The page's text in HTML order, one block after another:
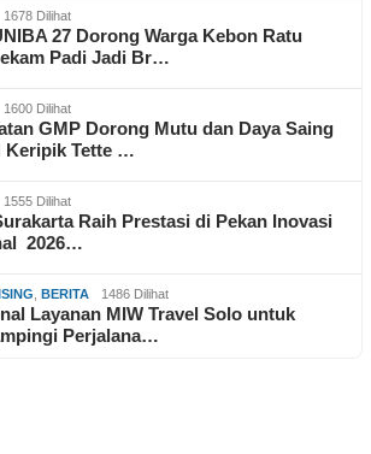
1678 Dilihat
27 Dorong Warga Kebon Ratu
Padi Jadi Br…
1600 Dilihat
GMP Dorong Mutu dan Daya Saing
Keripik Tette …
1555 Dilihat
Raih Prestasi di Pekan Inovasi
2026…
BERITA 1486 Dilihat
Layanan MIW Travel Solo untuk
Perjalana…